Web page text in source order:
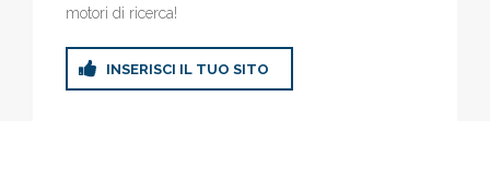
motori di ricerca!
INSERISCI IL TUO SITO